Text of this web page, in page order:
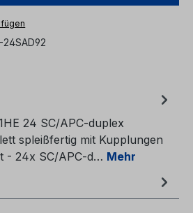
24SAD92
24 SC/APC-duplex
spleißfertig mit Kupplungen
- 24x SC/APC-d… Mehr